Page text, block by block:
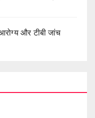
और टीबी जांच